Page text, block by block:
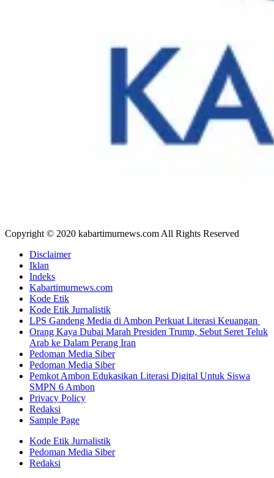
Copyright © 2020 kabartimurnews.com All Rights Reserved
Disclaimer
Iklan
Indeks
Kabartimurnews.com
Kode Etik
Kode Etik Jurnalistik
LPS Gandeng Media di Ambon Perkuat Literasi Keuangan
Orang Kaya Dubai Marah Presiden Trump, Sebut Seret Teluk
Arab ke Dalam Perang Iran
Pedoman Media Siber
Pedoman Media Siber
Pemkot Ambon Edukasikan Literasi Digital Untuk Siswa
SMPN 6 Ambon
Privacy Policy
Redaksi
Sample Page
Kode Etik Jurnalistik
Pedoman Media Siber
Redaksi